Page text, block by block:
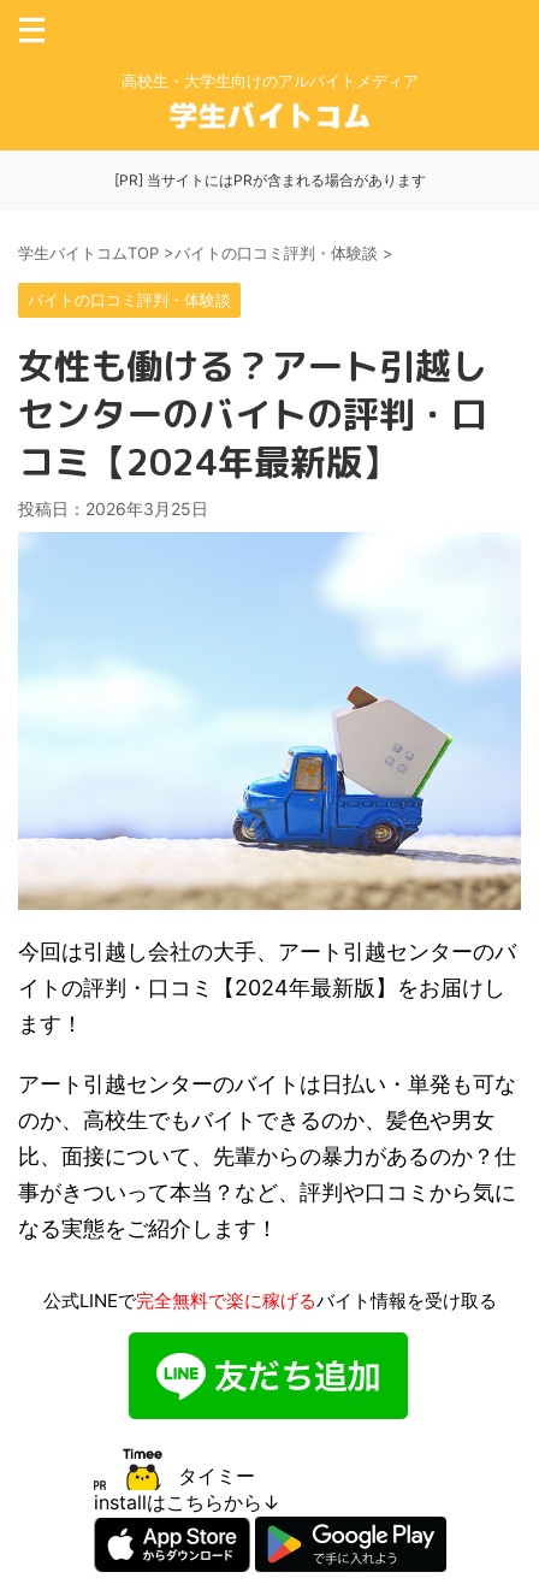
高校生・大学生向けのアルバイトメディア
[PR] 当サイトにはPRが含まれる場合があります
学生バイトコムTOP >バイトの口コミ評判・体験談 >
バイトの口コミ評判・体験談
女性も働ける？アート引越し
センターのバイトの評判・口
コミ【2024年最新版】
投稿日： 2026年3月25日
今回は引越し会社の大手、アート引越センターのバ
イトの評判・口コミ【2024年最新版】をお届けし
ます！
アート引越センターのバイトは日払い・単発も可な
のか、高校生でもバイトできるのか、髪色や男女
比、面接について、先輩からの暴力があるのか？仕
事がきついって本当？など、評判や口コミから気に
なる実態をご紹介します！
公式LINEで完全無料で楽に稼げるバイト情報を受け取る
タイミー
installはこちらから↓